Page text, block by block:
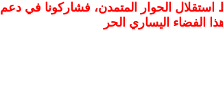
استقلال الحوار المتمدن، فشاركونا في دعم
الفضاء اليساري الحر